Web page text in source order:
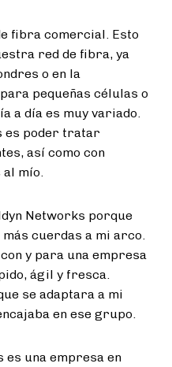
fibra comercial. Esto
red de fibra, ya
o en la
pequeñas células o
a día es muy variado.
es poder tratar
así como con
mío.
Networks porque
cuerdas a mi arco.
y para una empresa
ágil y fresca.
se adaptara a mi
en ese grupo.
es una empresa en